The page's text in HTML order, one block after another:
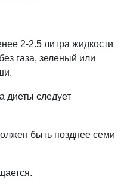
2-2.5 литра жидкости
газа, зеленый или
диеты следует
быть позднее семи